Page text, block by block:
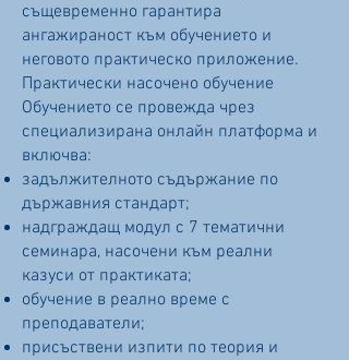
същевременно гарантира
ангажираност към обучението и
неговото практическо приложение.
Практически насочено обучение
Обучението се провежда чрез
специализирана онлайн платформа и
включва:
задължителното съдържание по
държавния стандарт;
надграждащ модул с 7 тематични
семинара, насочени към реални
казуси от практиката;
обучение в реално време с
преподаватели;
присъствени изпити по теория и